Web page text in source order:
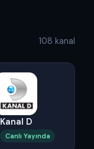
108 kanal
Kanal D
Canlı Yayında